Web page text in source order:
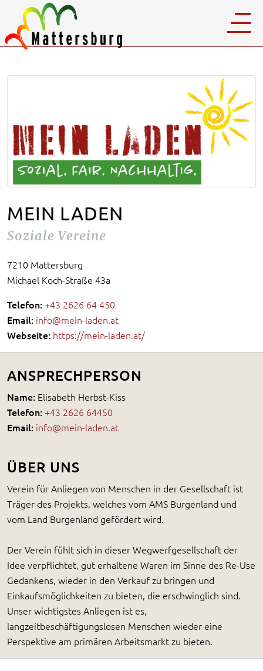
MEIN LADEN
Soziale Vereine
7210 Mattersburg
Michael Koch-Straße 43a
Telefon:+43 2626 64 450
Email: info@mein-laden.at
Webseite: https://mein-laden.at/
ANSPRECHPERSON
Name: Elisabeth Herbst-Kiss
Telefon: +43 2626 64450
Email: info@mein-laden.at
ÜBER UNS
Verein für Anliegen von Menschen in der Gesellschaft ist
Träger des Projekts, welches vom AMS Burgenland und
vom Land Burgenland gefördert wird.
Der Verein fühlt sich in dieser Wegwerfgesellschaft der
Idee verpflichtet, gut erhaltene Waren im Sinne des Re-Use
Gedankens, wieder in den Verkauf zu bringen und
Einkaufsmöglichkeiten zu bieten, die erschwinglich sind.
Unser wichtigstes Anliegen ist es,
langzeitbeschäftigungslosen Menschen wieder eine
Perspektive am primären Arbeitsmarkt zu bieten.